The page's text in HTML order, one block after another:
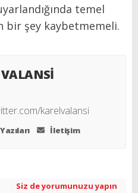
temel
bir şey kaybetmemeli.
karelvalansi
İletişim
Siz de yorumunuzu yapın